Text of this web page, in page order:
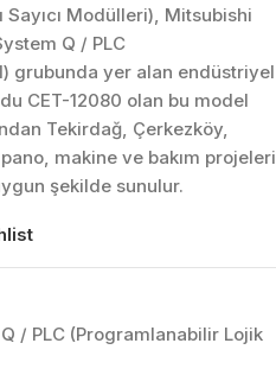
Sayıcı Modülleri), Mitsubishi
Q / PLC
grubunda yer alan endüstriyel
CET-12080 olan bu model
Tekirdağ, Çerkezköy,
makine ve bakım projeleri
şekilde sunulur.
/ PLC (Programlanabilir Lojik